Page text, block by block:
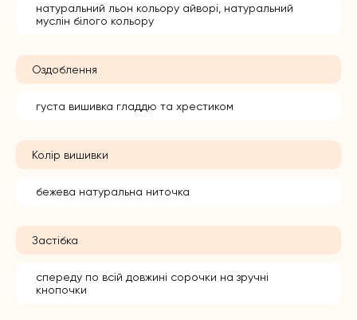
натуральний льон кольору айворі, натуральний
муслін білого кольору
Оздоблення
густа вишивка гладдю та хрестиком
Колір вишивки
бежева натуральна ниточка
Застібка
спереду по всій довжині сорочки на зручні
кнопочки